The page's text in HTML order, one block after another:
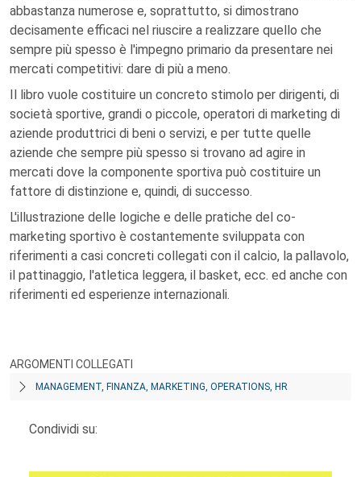
abbastanza numerose e, soprattutto, si dimostrano
decisamente efficaci nel riuscire a realizzare quello che
sempre più spesso è l'impegno primario da presentare nei
mercati competitivi: dare di più a meno.
Il libro vuole costituire un concreto stimolo per dirigenti, di
società sportive, grandi o piccole, operatori di marketing di
aziende produttrici di beni o servizi, e per tutte quelle
aziende che sempre più spesso si trovano ad agire in
mercati dove la componente sportiva può costituire un
fattore di distinzione e, quindi, di successo.
L'illustrazione delle logiche e delle pratiche del co-
marketing sportivo è costantemente sviluppata con
riferimenti a casi concreti collegati con il calcio, la pallavolo,
il pattinaggio, l'atletica leggera, il basket, ecc. ed anche con
riferimenti ed esperienze internazionali.
ARGOMENTI COLLEGATI
MANAGEMENT, FINANZA, MARKETING, OPERATIONS, HR
Condividi su: